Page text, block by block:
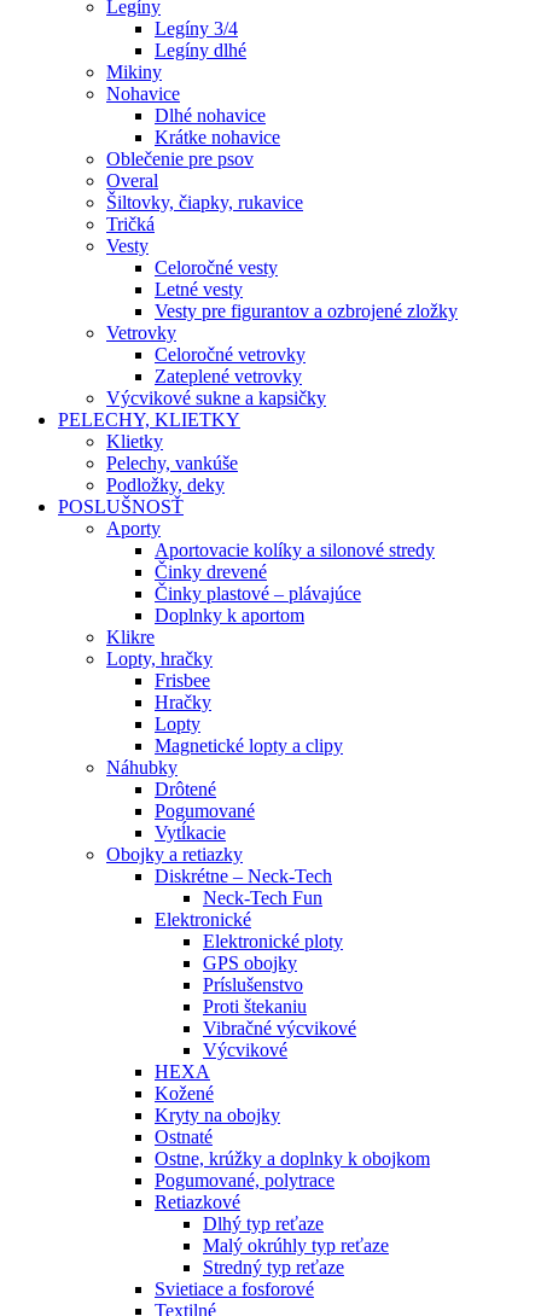
Legíny
Legíny 3/4
Legíny dlhé
Mikiny
Nohavice
Dlhé nohavice
Krátke nohavice
Oblečenie pre psov
Overal
Šiltovky, čiapky, rukavice
Tričká
Vesty
Celoročné vesty
Letné vesty
Vesty pre figurantov a ozbrojené zložky
Vetrovky
Celoročné vetrovky
Zateplené vetrovky
Výcvikové sukne a kapsičky
PELECHY, KLIETKY
Klietky
Pelechy, vankúše
Podložky, deky
POSLUŠNOSŤ
Aporty
Aportovacie kolíky a silonové stredy
Činky drevené
Činky plastové – plávajúce
Doplnky k aportom
Klikre
Lopty, hračky
Frisbee
Hračky
Lopty
Magnetické lopty a clipy
Náhubky
Drôtené
Pogumované
Vytĺkacie
Obojky a retiazky
Diskrétne – Neck-Tech
Neck-Tech Fun
Elektronické
Elektronické ploty
GPS obojky
Príslušenstvo
Proti štekaniu
Vibračné výcvikové
Výcvikové
HEXA
Kožené
Kryty na obojky
Ostnaté
Ostne, krúžky a doplnky k obojkom
Pogumované, polytrace
Retiazkové
Dlhý typ reťaze
Malý okrúhly typ reťaze
Stredný typ reťaze
Svietiace a fosforové
Textilné